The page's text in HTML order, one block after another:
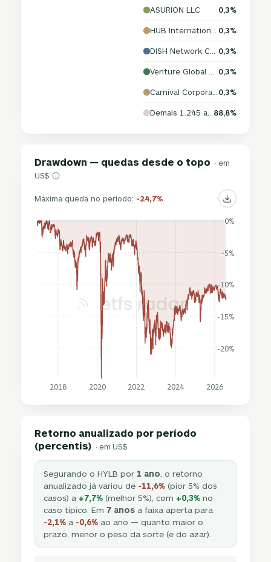
ASURION LLC 0,3%
0,3%
0,3%
0,3%
0,3%
88,8%
Drawdown — quedas desde o topo · em
US$
Máxima queda no período: -24,7%
-20%
-15%
-10%
-5%
0%
2018 2020 2022 2024 2026
Retorno anualizado por período
(percentis) · em US$
Segurando o HYLB por 1 ano , o retorno
anualizado já variou de -11,6% (pior 5% dos
casos) a +7,7% (melhor 5%), com +0,3% no
caso típico. Em 7 anos a faixa aperta para
-2,1% a -0,6% ao ano — quanto maior o
prazo, menor o peso da sorte (e do azar).